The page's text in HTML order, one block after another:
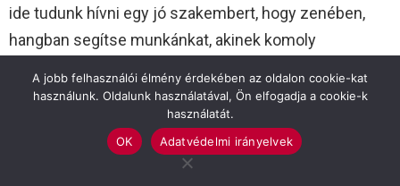
ide tudunk hívni egy jó szakembert, hogy zenében,
hangban segítse munkánkat, akinek komoly
Gergő sokoldalúságához tartozik, hogy nem csak egy
dolgot csinál, hiszen nagy stúdióknak dolgozik,
külföldi stúdiókban is, de forgatáson is hangosítóként,
operatőri szemét pedig vágó munkája során fejleszti.
A jobb felhasználói élmény érdekében az oldalon cookie-kat
használunk. Oldalunk használatával, Ön elfogadja a cookie-k
használatát.
OK
Adatvédelmi irányelvek